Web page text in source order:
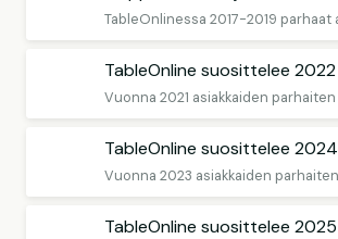
TableOnline suosittelee 2022
TableOnline suosittelee 2024
TableOnline suosittelee 2025